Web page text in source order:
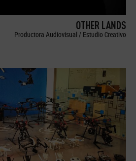
OTHER LANDS
Productora Audiovisual / Estudio Creativo